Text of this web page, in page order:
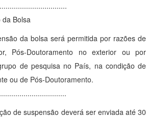
Bolsa
da bolsa será permitida por razões de
Pós-Doutoramento no exterior ou por
de pesquisa no País, na condição de
ou de Pós-Doutoramento.
de suspensão deverá ser enviada até 30